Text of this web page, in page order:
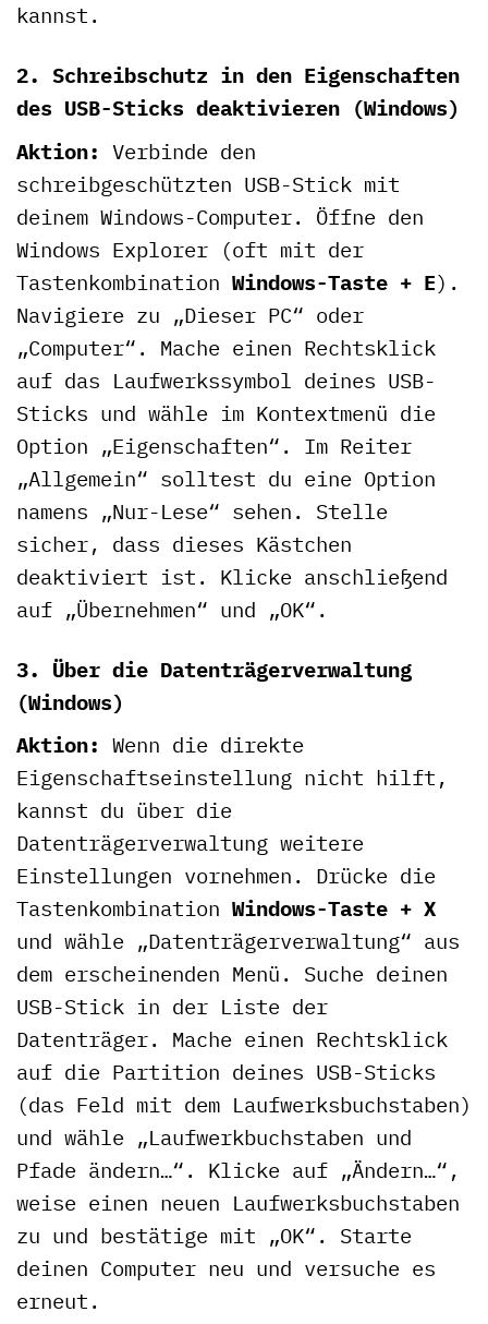
kannst.
2. Schreibschutz in den Eigenschaften
des USB-Sticks deaktivieren (Windows)
Aktion: Verbinde den
schreibgeschützten USB-Stick mit
deinem Windows-Computer. Öffne den
Windows Explorer (oft mit der
Tastenkombination Windows-Taste + E).
Navigiere zu „Dieser PC“ oder
„Computer“. Mache einen Rechtsklick
auf das Laufwerkssymbol deines USB-
Sticks und wähle im Kontextmenü die
Option „Eigenschaften“. Im Reiter
„Allgemein“ solltest du eine Option
namens „Nur-Lese“ sehen. Stelle
sicher, dass dieses Kästchen
deaktiviert ist. Klicke anschließend
auf „Übernehmen“ und „OK“.
3. Über die Datenträgerverwaltung
(Windows)
Aktion: Wenn die direkte
Eigenschaftseinstellung nicht hilft,
kannst du über die
Datenträgerverwaltung weitere
Einstellungen vornehmen. Drücke die
Tastenkombination Windows-Taste + X
und wähle „Datenträgerverwaltung“ aus
dem erscheinenden Menü. Suche deinen
USB-Stick in der Liste der
Datenträger. Mache einen Rechtsklick
auf die Partition deines USB-Sticks
(das Feld mit dem Laufwerksbuchstaben)
und wähle „Laufwerkbuchstaben und
Pfade ändern…“. Klicke auf „Ändern…“,
weise einen neuen Laufwerksbuchstaben
zu und bestätige mit „OK“. Starte
deinen Computer neu und versuche es
erneut.